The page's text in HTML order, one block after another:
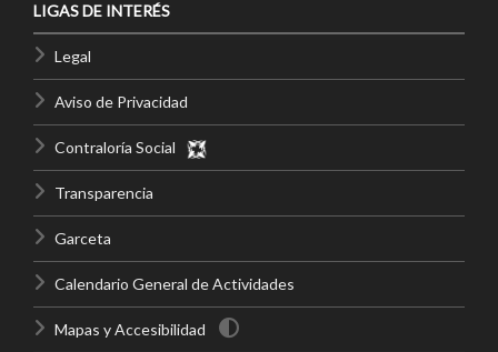
LIGAS DE INTERÉS
Legal
Aviso de Privacidad
Contraloría Social
Transparencia
Garceta
Calendario General de Actividades
Mapas y Accesibilidad